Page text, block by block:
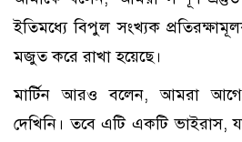
ইতিমধ্যে বিপুল সংখ্যক
মজুত করে রাখা হয়েছে।
মার্টিন আরও বলেন, আমরা আগে
দেখিনি। তবে এটি একটি ভাইরাস,